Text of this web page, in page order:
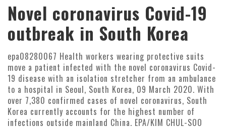
Novel coronavirus Covid-19
outbreak in South Korea
epa08280067 Health workers wearing protective suits
move a patient infected with the novel coronavirus Covid-
19 disease with an isolation stretcher from an ambulance
to a hospital in Seoul, South Korea, 09 March 2020. With
over 7,380 confirmed cases of novel coronavirus, South
Korea currently accounts for the highest number of
infections outside mainland China. EPA/KIM CHUL-SOO